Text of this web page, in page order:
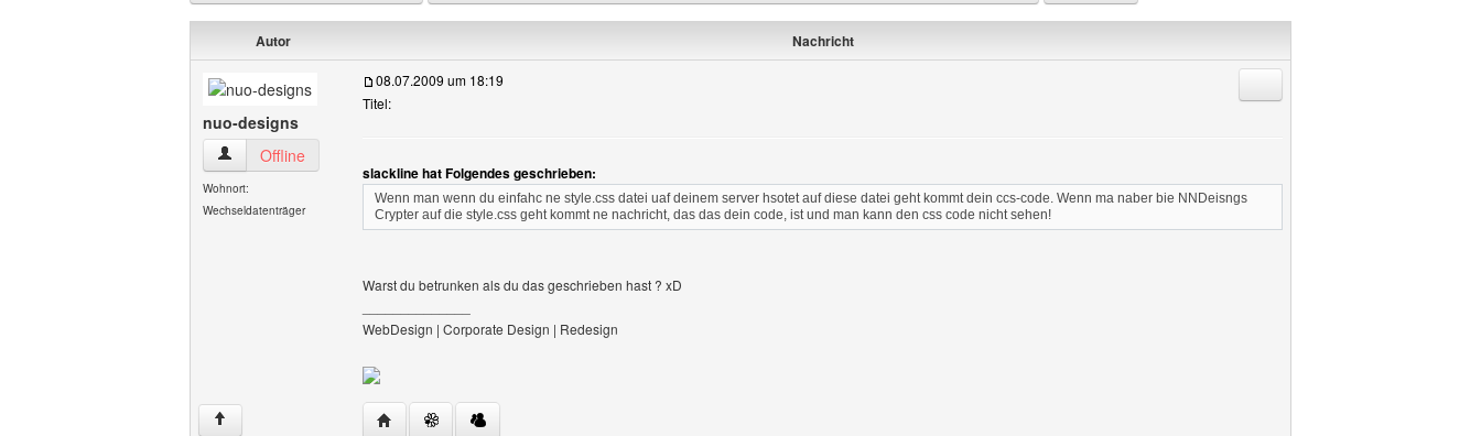
Autor Nachricht
nuo-designs
nuo-designs Benutzer-Profile anzeigen
Offline
Wohnort:
Wechseldatenträger
08.07.2009 um 18:19
Titel:
slackline hat Folgendes geschrieben:
Wenn man wenn du einfahc ne style.css datei uaf deinem server hsotet auf diese datei geht kommt dein ccs-code. Wenn ma naber bie NNDeisngs
Crypter auf die style.css geht kommt ne nachricht, das das dein code, ist und man kann den css code nicht sehen!
Warst du betrunken als du das geschrieben hast ? xD
WebDesign | Corporate Design | Redesign
↑ Website dieses Benutzers besuchen: nuo-designs